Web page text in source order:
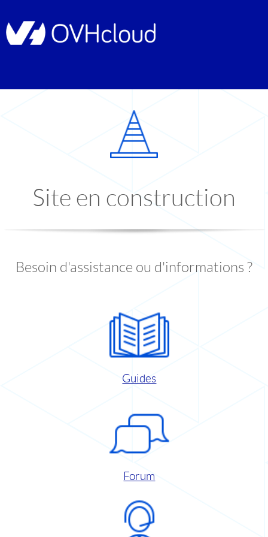
Site en construction
Besoin d'assistance ou d'informations ?
Guides
Forum